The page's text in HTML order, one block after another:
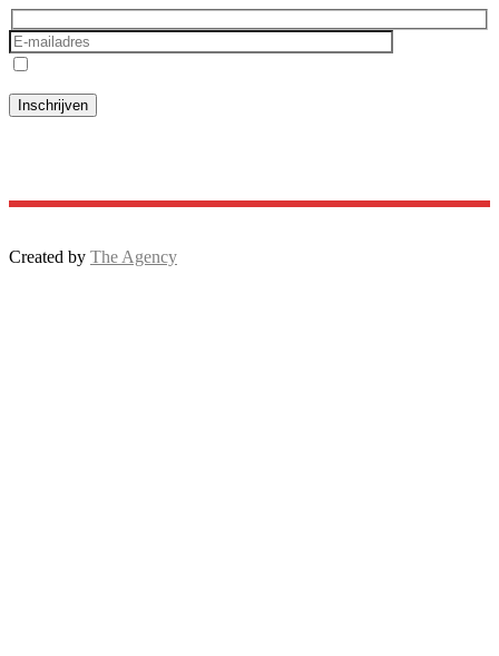
Created by The Agency